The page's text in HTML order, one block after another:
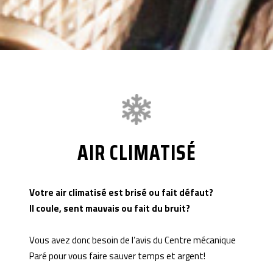
AIR CLIMATISÉ
Votre air climatisé est brisé ou fait défaut?
Il coule, sent mauvais ou fait du bruit?
Vous avez donc besoin de l’avis du Centre mécanique
Paré pour vous faire sauver temps et argent!